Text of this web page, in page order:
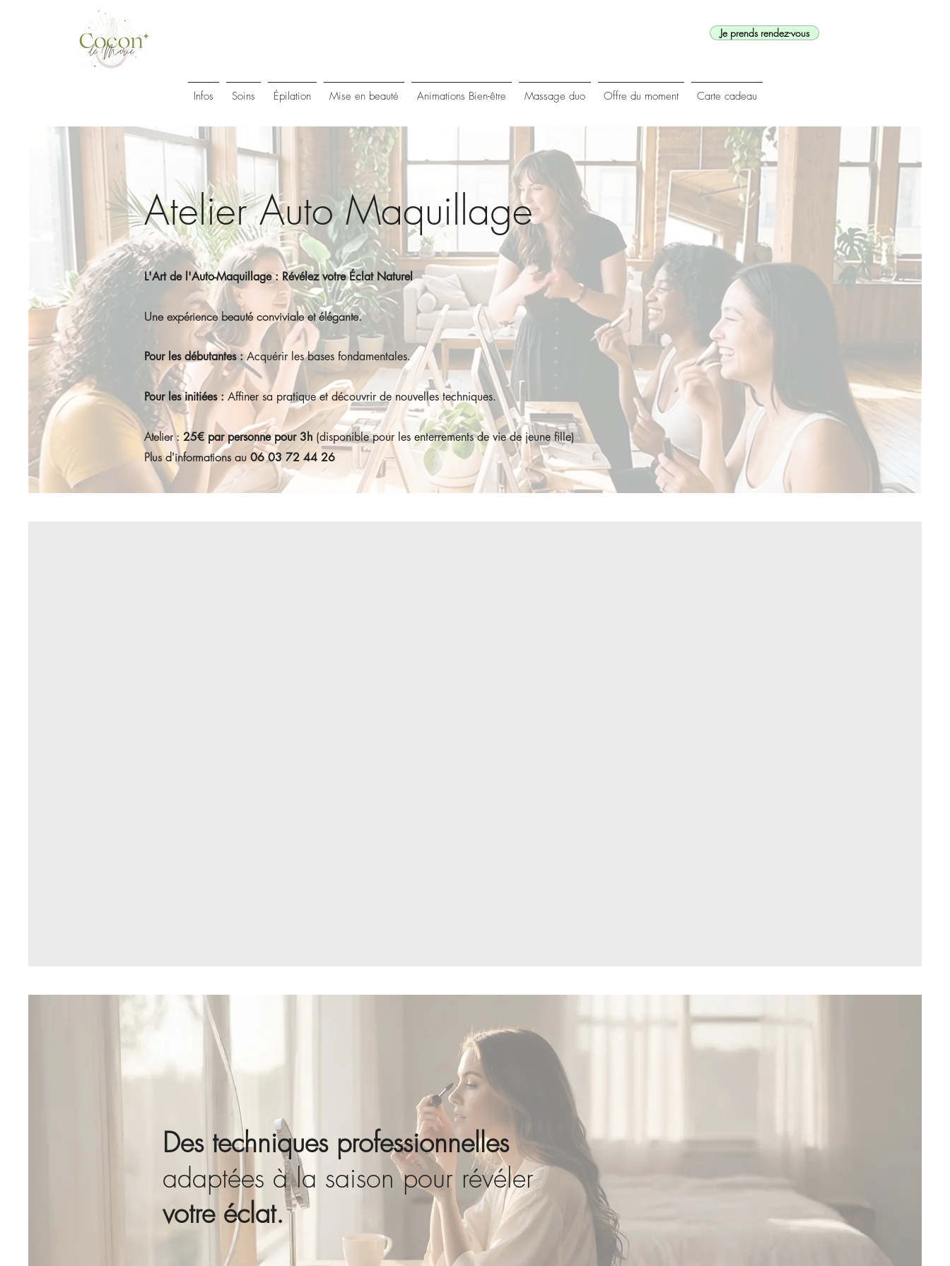
Je prends rendez-vous
Infos Soins Épilation Mise en beauté Animations Bien-être Massage duo Offre du moment Carte cadeau
Atelier Auto Maquillage
L'Art de l'Auto-Maquillage : Révélez votre Éclat Naturel
Une expérience beauté conviviale et élégante.
Pour les débutantes :Acquérir les bases fondamentales.
Pour les initiées : Affiner sa pratique et découvrir de nouvelles techniques.
Atelier : 25€ par personne pour 3h (disponible pour les enterrements de vie de jeune fille)
Plus d'informations au 06 03 72 44 26
Des techniques professionnelles
adaptées à la saison pour révéler
votre éclat.